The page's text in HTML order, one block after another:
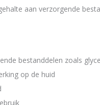
aan verzorgende
bestanddelen zoals
op de huid